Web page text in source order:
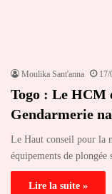
Moulika Sant'anna 17/
Togo : Le HCM
Gendarmerie
Le Haut conseil pour la
équipements de
Lire la suite »